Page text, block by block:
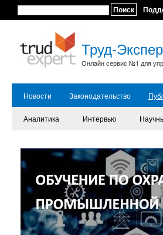
Поиск
Труд-
Онлайн сервис №1 для
Новости Законодательство
Аналитика Интервью